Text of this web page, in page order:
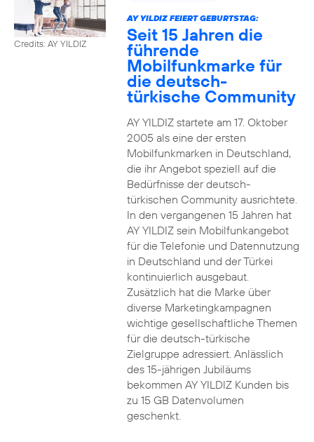
Credits: AY YILDIZ
AY YILDIZ FEIERT GEBURTSTAG:
Seit 15 Jahren die
führende
Mobilfunkmarke für
die deutsch-
türkische Community
AY YILDIZ startete am 17. Oktober
2005 als eine der ersten
Mobilfunkmarken in Deutschland,
die ihr Angebot speziell auf die
Bedürfnisse der deutsch-
türkischen Community ausrichtete.
In den vergangenen 15 Jahren hat
AY YILDIZ sein Mobilfunkangebot
für die Telefonie und Datennutzung
in Deutschland und der Türkei
kontinuierlich ausgebaut.
Zusätzlich hat die Marke über
diverse Marketingkampagnen
wichtige gesellschaftliche Themen
für die deutsch-türkische
Zielgruppe adressiert. Anlässlich
des 15-jährigen Jubiläums
bekommen AY YILDIZ Kunden bis
zu 15 GB Datenvolumen
geschenkt.